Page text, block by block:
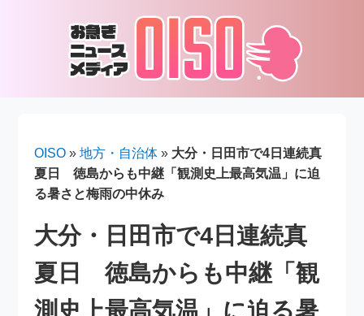
OISO »地方・自治体 » 大分・日田市で4日連続真
夏日 徳島からも中継「観測史上最高気温」に迫
る暑さと梅雨の中休み
大分・日田市で4日連続真
夏日 徳島からも中継「観
測史上最高気温」に迫る暑